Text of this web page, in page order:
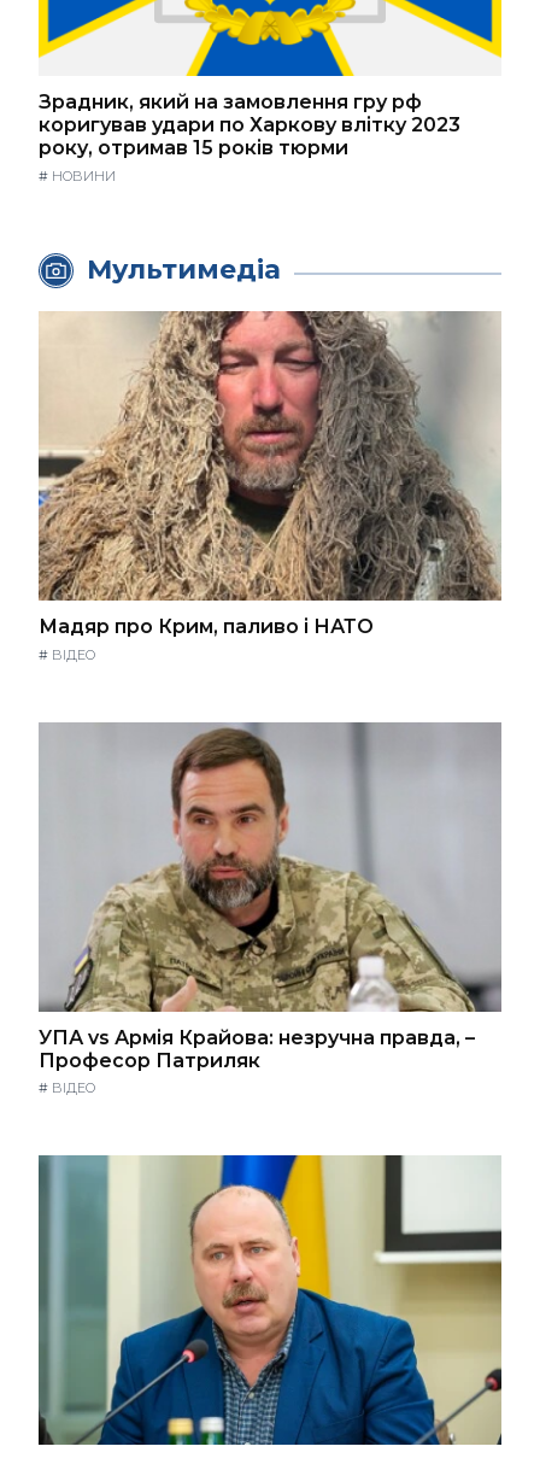
Зрадник, який на замовлення гру рф
коригував удари по Харкову влітку 2023
року, отримав 15 років тюрми
# НОВИНИ
Мультимедіа
Мадяр про Крим, паливо і НАТО
# ВІДЕО
УПА vs Армія Крайова: незручна правда, –
Професор Патриляк
# ВІДЕО